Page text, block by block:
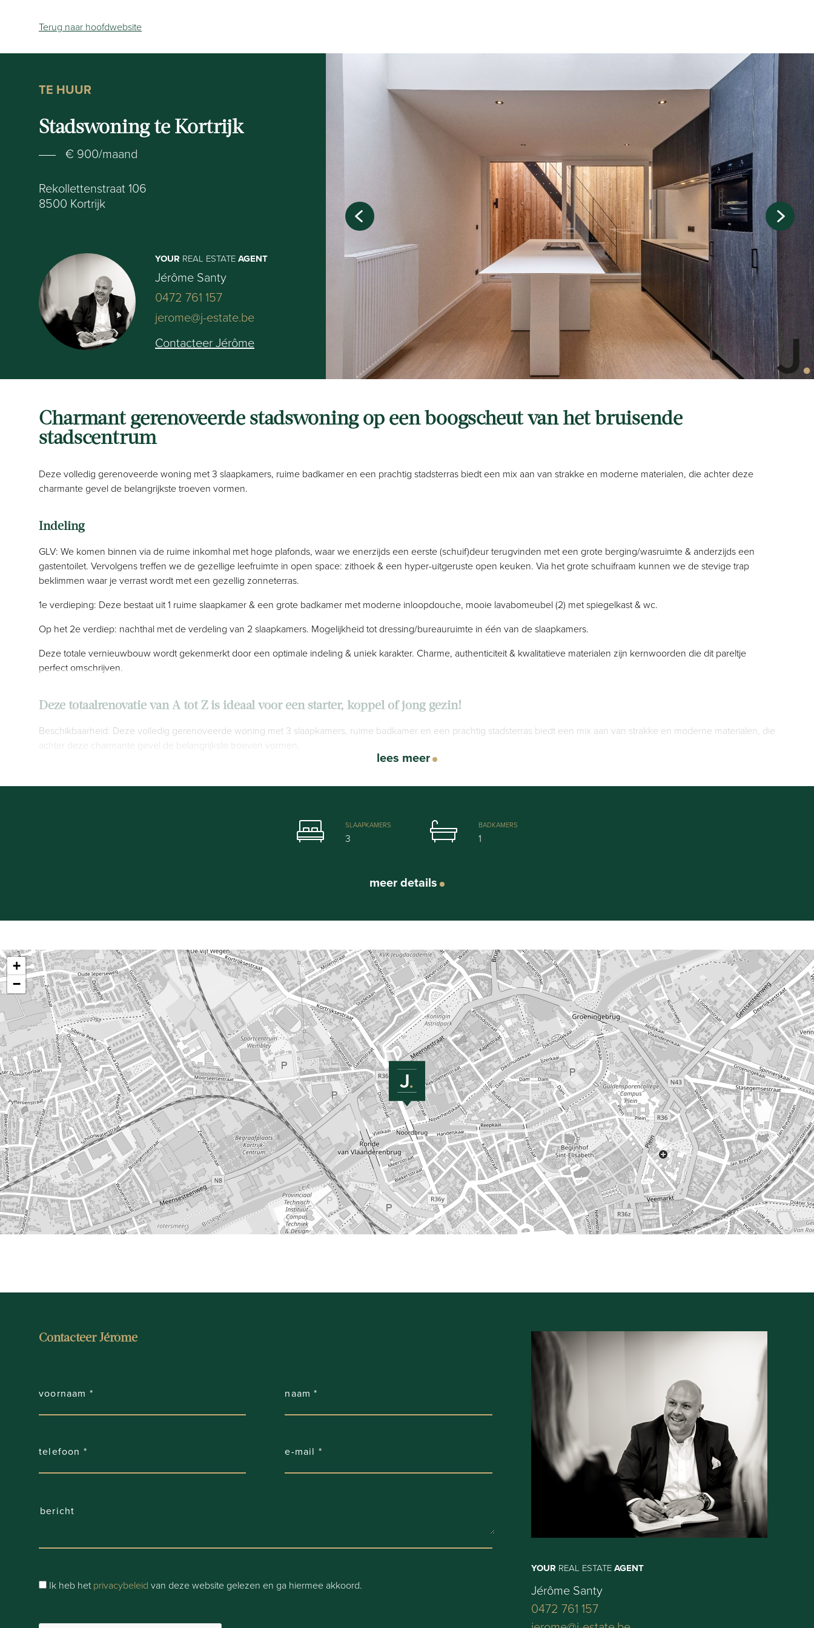
Terug naar hoofdwebsite
TE HUUR
Stadswoning te Kortrijk
€ 900/maand
Rekollettenstraat 106
8500 Kortrijk
YOUR REAL ESTATEAGENT
Jérôme Santy
0472 761 157
jerome@j-estate.be
Contacteer Jérôme
Charmant gerenoveerde stadswoning op een boogscheut van het bruisende
stadscentrum
Deze volledig gerenoveerde woning met 3 slaapkamers, ruime badkamer en een prachtig stadsterras biedt een mix aan van strakke en moderne materialen, die achter deze
charmante gevel de belangrijkste troeven vormen.
Indeling
GLV: We komen binnen via de ruime inkomhal met hoge plafonds, waar we enerzijds een eerste (schuif)deur terugvinden met een grote berging/wasruimte & anderzijds een
gastentoilet. Vervolgens treffen we de gezellige leefruimte in open space: zithoek & een hyper-uitgeruste open keuken. Via het grote schuifraam kunnen we de stevige trap
beklimmen waar je verrast wordt met een gezellig zonneterras.
1e verdieping: Deze bestaat uit 1 ruime slaapkamer & een grote badkamer met moderne inloopdouche, mooie lavabomeubel (2) met spiegelkast & wc.
Op het 2e verdiep: nachthal met de verdeling van 2 slaapkamers. Mogelijkheid tot dressing/bureauruimte in één van de slaapkamers.
Deze totale vernieuwbouw wordt gekenmerkt door een optimale indeling & uniek karakter. Charme, authenticiteit & kwalitatieve materialen zijn kernwoorden die dit pareltje
perfect omschrijven.
Deze totaalrenovatie van A tot Z is ideaal voor een starter, koppel of jong gezin!
Beschikbaarheid: Deze volledig gerenoveerde woning met 3 slaapkamers, ruime badkamer en een prachtig stadsterras biedt een mix aan van strakke en moderne materialen, die
achter deze charmante gevel de belangrijkste troeven vormen.
1e verdieping: Deze bestaat uit 1 ruime slaapkamer & een grote badkamer met moderne inloopdouche, mooie lavabomeubel (2) met spiegelkast & wc.
Beschikbaarheid: Oktober 2026.
Bezoek op afspraak.
Meer info via www.j-estate.be
Bezoek op afspraak.
Huurwaarborg: 3 maanden.
Meer info via www.j-estate.be
lees meer
SLAAPKAMERS
3
BADKAMERS
1
meer details
+
−
YOUR REAL ESTATEAGENT
Jérôme Santy
0472 761 157
Contacteer Jérôme
Ik heb hetprivacybeleid van deze website gelezen en ga hiermee akkoord.